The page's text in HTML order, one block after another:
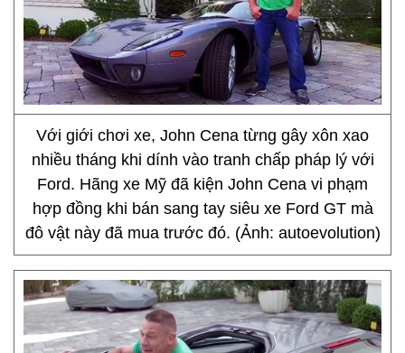
Với giới chơi xe, John Cena từng gây xôn xao
nhiều tháng khi dính vào tranh chấp pháp lý với
Ford. Hãng xe Mỹ đã kiện John Cena vi phạm
hợp đồng khi bán sang tay siêu xe Ford GT mà
đô vật này đã mua trước đó. (Ảnh: autoevolution)